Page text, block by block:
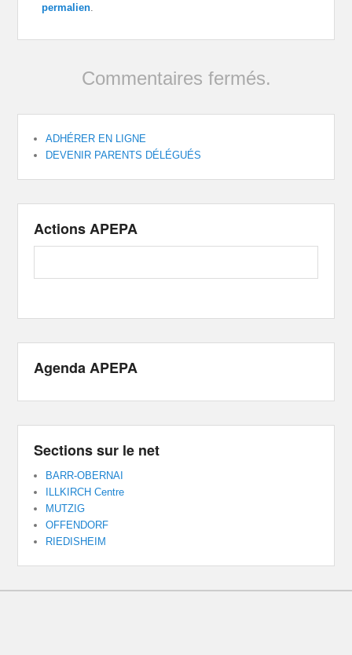
permalien
Commentaires fermés.
ADHÉRER EN LIGNE
DEVENIR PARENTS DÉLÉGUÉS
Actions APEPA
Agenda APEPA
Sections sur le net
BARR-OBERNAI
ILLKIRCH Centre
MUTZIG
OFFENDORF
RIEDISHEIM